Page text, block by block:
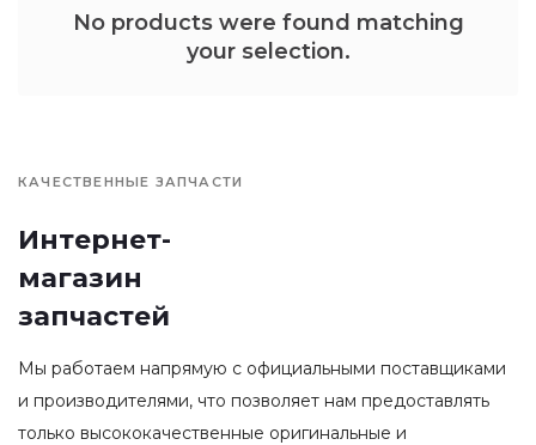
No products were found matching
your selection.
КАЧЕСТВЕННЫЕ ЗАПЧАСТИ
Интернет-
магазин
запчастей
Мы работаем напрямую с официальными поставщиками
и производителями, что позволяет нам предоставлять
только высококачественные оригинальные и